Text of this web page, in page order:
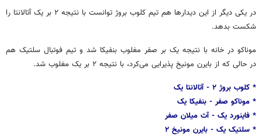
در یکی دیگر از این دیدارها هم تیم کلوب بروژ
توانست با نتیجه ۲ بر یک آتالانتا را
شکست بدهد.
موناکو در خانه با نتیجه یک بر صفر مغلوب بنفیکا شد و تیم فوتبال سلتیک هم
در حالی که از بایرن مونیخ پذیرایی می‌کرد، با نتیجه ۲ بر یک مغلوب شد.
* کلوب بروژ۲ - آتالانتا یک
* موناکو صفر - بنفیکا یک
* فاینورد یک -آث میلان صفر
* سلتیک یک - بایرن مونیخ ۲